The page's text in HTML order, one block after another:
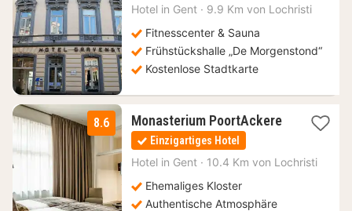
109
Hotel in Gent · 9.9 Km von Lochristi
Fitnesscenter & Sauna
Frühstückshalle „De Morgenstond“
Kostenlose Stadtkarte
8.6
Monasterium PoortAckere
1
Nacht
ab
€
Einzigartiges Hotel
Hotel in Gent · 10.4 Km von Lochristi
Ehemaliges Kloster
Authentische Atmosphäre